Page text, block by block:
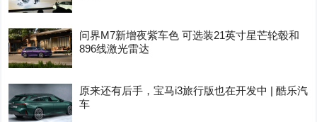
问界M7新增夜紫车色 可选装21英寸星芒轮毂和
896线激光雷达
原来还有后手，宝马i3旅行版也在开发中 | 酷乐汽
车